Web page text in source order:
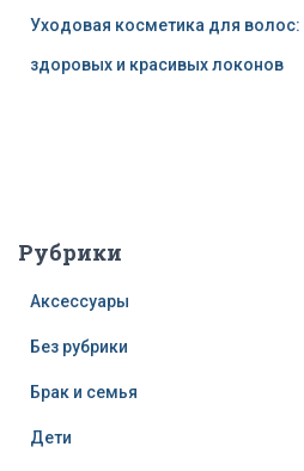
Уходовая косметика для
здоровых и красивых локонов
Рубрики
Аксессуары
Без рубрики
Брак и семья
Дети